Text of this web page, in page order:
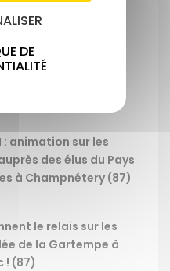
DE
ORE sur une
dans le
: animation sur les
des élus du Pays
à Champnétery (87)
le relais sur les
de la Gartempe à
! (87)